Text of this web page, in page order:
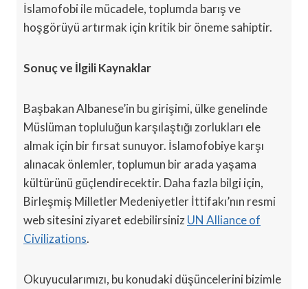
İslamofobi ile mücadele, toplumda barış ve
hoşgörüyü artırmak için kritik bir öneme sahiptir.
Sonuç ve İlgili Kaynaklar
Başbakan Albanese’in bu girişimi, ülke genelinde
Müslüman topluluğun karşılaştığı zorlukları ele
almak için bir fırsat sunuyor. İslamofobiye karşı
alınacak önlemler, toplumun bir arada yaşama
kültürünü güçlendirecektir. Daha fazla bilgi için,
Birleşmiş Milletler Medeniyetler İttifakı’nın resmi
web sitesini ziyaret edebilirsinizUN Alliance of
Civilizations.
Okuyucularımızı, bu konudaki düşüncelerini bizimle